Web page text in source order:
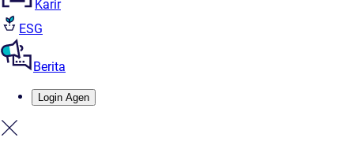
Karir
ESG
Berita
Login Agen